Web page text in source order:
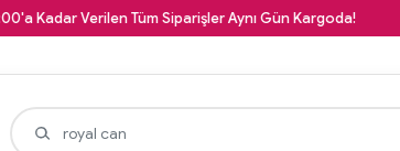
Verilen Tüm Siparişler Aynı Gün Kargoda!